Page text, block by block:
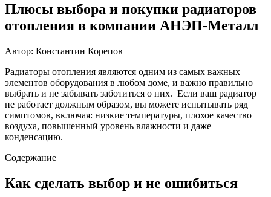
Плюсы выбора и покупки радиаторов
отопления в компании АНЭП-Металл
Автор: Константин Корепов
Радиаторы отопления являются одним из самых важных
элементов оборудования в любом доме, и важно правильно
выбрать и не забывать заботиться о них. Если ваш радиатор
не работает должным образом, вы можете испытывать ряд
симптомов, включая: низкие температуры, плохое качество
воздуха, повышенный уровень влажности и даже
конденсацию.
Содержание
Как сделать выбор и не ошибиться